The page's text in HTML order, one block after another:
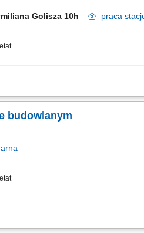
Golisza 10h praca
będziesz pracować na dziale oraz
budowlanym
zakupowych. Prezentowanie